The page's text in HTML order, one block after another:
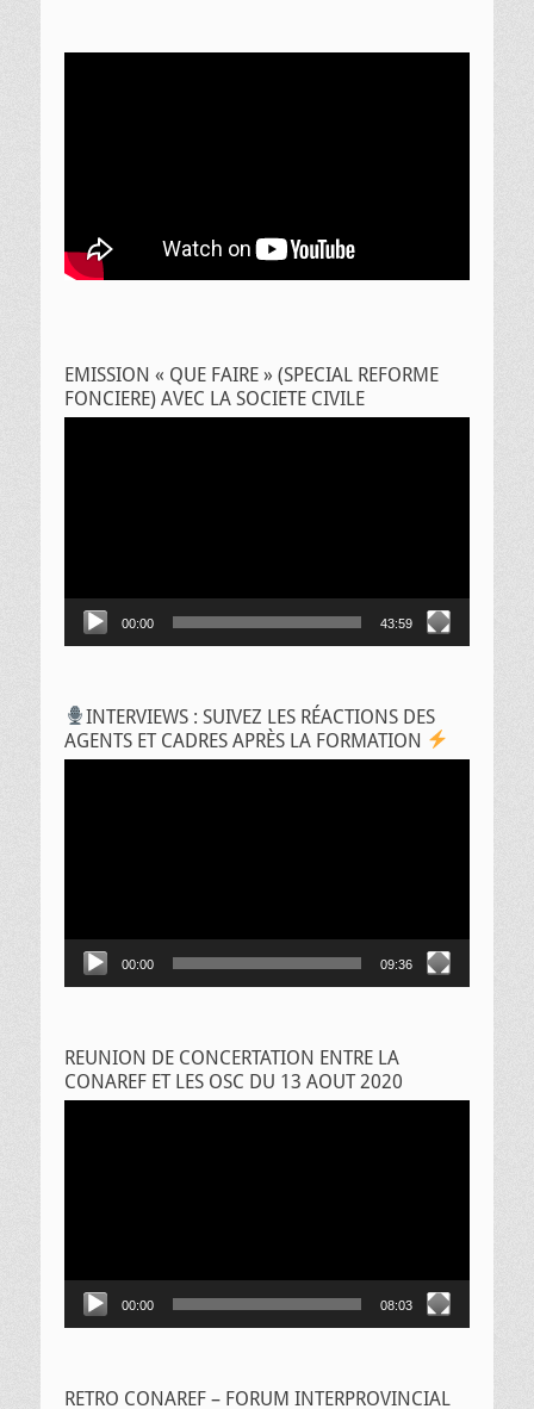
EMISSION « QUE FAIRE » (SPECIAL REFORME
FONCIERE) AVEC LA SOCIETE CIVILE
00:00 43:59
INTERVIEWS : SUIVEZ LES RÉACTIONS DES
AGENTS ET CADRES APRÈS LA FORMATION
00:00 09:36
REUNION DE CONCERTATION ENTRE LA
CONAREF ET LES OSC DU 13 AOUT 2020
00:00 08:03
RETRO CONAREF – FORUM INTERPROVINCIAL